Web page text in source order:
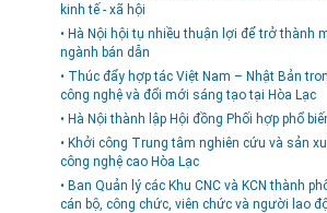
kinh tế - xã hội
• Hà Nội hội tụ nhiều thuận lợi để trở thành
ngành bán dẫn
• Thúc đẩy hợp tác Việt Nam – Nhật Bản
công nghệ và đổi mới sáng tạo tại Hòa Lạc
• Hà Nội thành lập Hội đồng Phối hợp phổ
• Khởi công Trung tâm nghiên cứu và sản
công nghệ cao Hòa Lạc
• Ban Quản lý các Khu CNC và KCN thành
cán bộ, công chức, viên chức và người lao